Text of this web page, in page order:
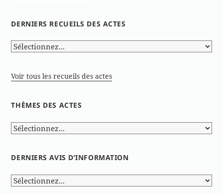
DERNIERS RECUEILS DES ACTES
Voir tous les recueils des actes
THÈMES DES ACTES
DERNIERS AVIS D’INFORMATION